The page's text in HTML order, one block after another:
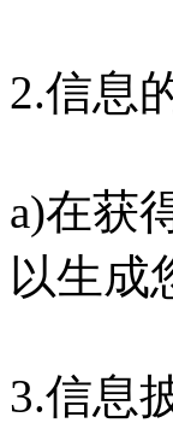
2.信息
a)在获
以生成
3.信息